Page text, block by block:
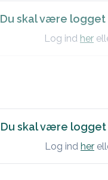
Du skal være
Log ind her
Du skal være
Log ind her